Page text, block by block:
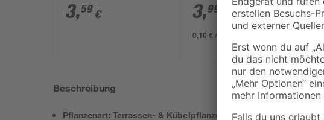
14 cm Topf
3,59 € 3,99
0,10 € / Liter
Beschreibung
Pflanzenart: Terrassen- & Kübelpflanzen